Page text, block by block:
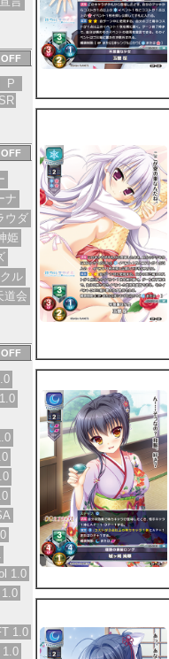
P
ナ
ウダ
姫
ル
道会
1.0
1.0
1.0
1.0